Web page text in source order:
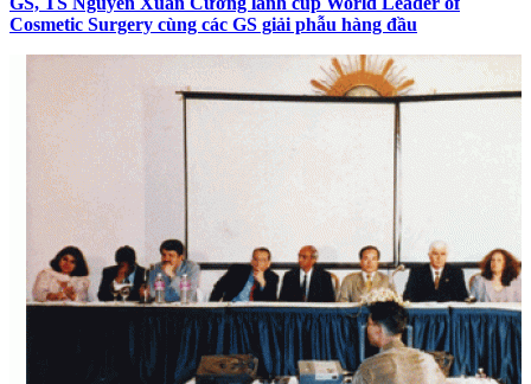
Cosmetic Surgery cùng các GS giải phẫu hàng đầu